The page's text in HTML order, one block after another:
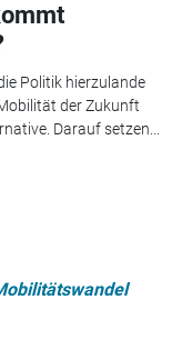
Politik hierzulande
der Zukunft
Darauf setzen...